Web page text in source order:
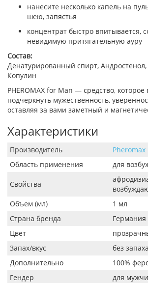
нанесите несколько капель на
шею, запястья
концентрат быстро впитывается,
невидимую притягательную ауру
Состав:
Денатурированный спирт, Андростенол,
Копулин
PHEROMAX for Man — средство, которое
подчеркнуть мужественность,
оставляя за вами заметный и
Характеристики
Производитель
Pheromax
Область применения
для
Свойства
Объем (мл)
1 мл
Страна бренда
Германия
Цвет
Запах/вкус
без запаха
Дополнительно
100%
Гендер
для